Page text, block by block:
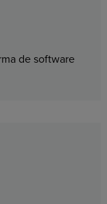
de software